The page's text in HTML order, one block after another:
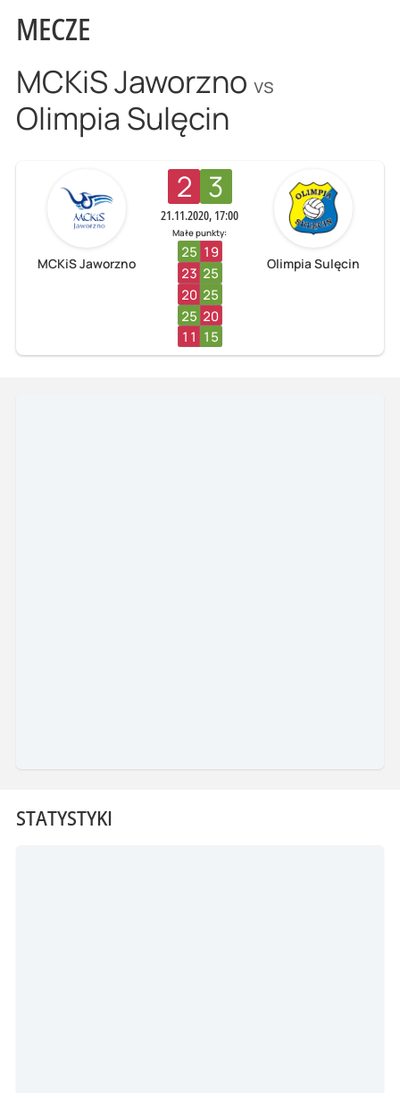
MECZE
MCKiS Jaworzno vs
Olimpia Sulęcin
MCKiS Jaworzno
2 3
21.11.2020, 17:00
Małe punkty:
25 19
23 25
20 25
25 20
11 15
Olimpia Sulęcin
STATYSTYKI